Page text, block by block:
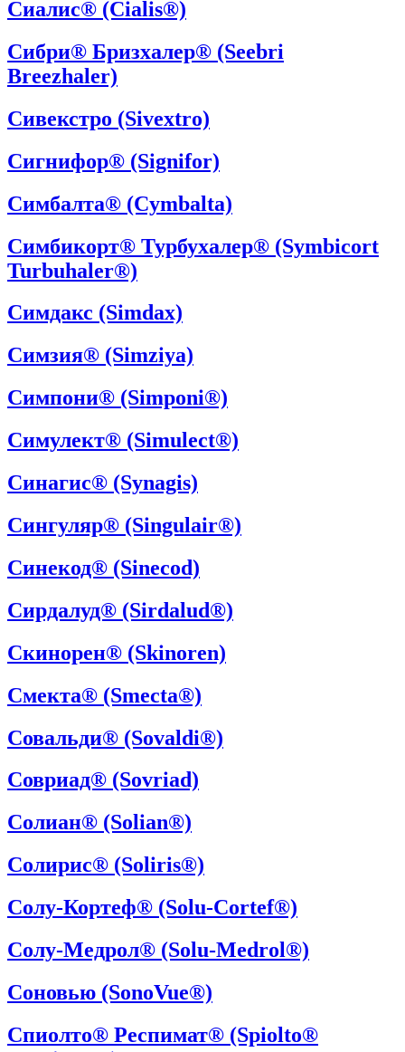
Сиалис® (Cialis®)
Сибри® Бризхалер® (Seebri
Breezhaler)
Сивекстро (Sivextro)
Сигнифор® (Signifor)
Симбалта® (Cymbalta)
Симбикорт® Турбухалер® (Symbicort
Turbuhaler®)
Симдакс (Simdax)
Симзия® (Simziya)
Симпони® (Simponi®)
Симулект® (Simulect®)
Синагис® (Synagis)
Сингуляр® (Singulair®)
Синекод® (Sinecod)
Сирдалуд® (Sirdalud®)
Скинорен® (Skinoren)
Смекта® (Smecta®)
Совальди® (Sovaldi®)
Совриад® (Sovriad)
Солиан® (Solian®)
Солирис® (Soliris®)
Солу-Кортеф® (Solu-Cortef®)
Солу-Медрол® (Solu-Medrol®)
Соновью (SonoVue®)
Спиолто® Респимат® (Spiolto®